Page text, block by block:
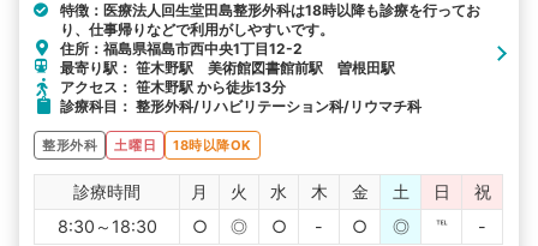
特徴：医療法人回生堂田島整形外科は18時以降も診療を行ってお
り、仕事帰りなどで利用がしやすいです。
住所：福島県福島市西中央1丁目12-2
最寄り駅： 笹木野駅 美術館図書館前駅 曽根田駅
アクセス： 笹木野駅 から徒歩13分
診療科目： 整形外科/リハビリテーション科/リウマチ科
整形外科 土曜日 18時以降OK
診療時間 月 火 水 木 金 土 日
祝
8:30～18:30
○ ◎ ○ - ○ ◎ ℡ -